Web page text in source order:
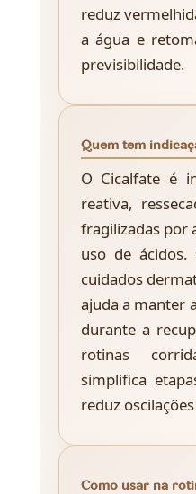
reduz
a água e
previsibilidade.
Quem tem
O Cicalfate é
reativa,
fragilizadas por
uso de ácidos.
cuidados
ajuda a manter
durante a
rotinas
simplifica
reduz
Como usar na